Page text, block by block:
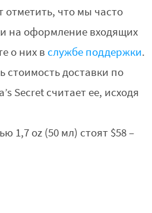
что мы часто
на оформление входящих
о них в службе поддержки.
стоимость доставки по
Secret считает ее, исходя
1,7 oz (50 мл) стоят $58 –